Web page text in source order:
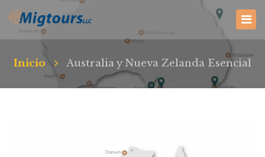
Inicio Australia y Nueva Zelanda Esencial